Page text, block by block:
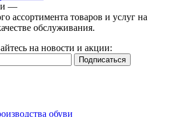
—
ассортимента товаров и услуг на
обслуживания.
на новости и акции:
обуви